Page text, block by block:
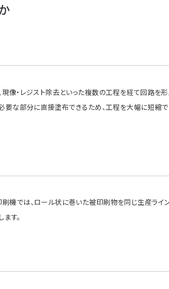
現像・レジスト除去といった複数の工程を経て回路を
要な部分に直接塗布できるため、工程を大幅に短縮で
機では、ロール状に巻いた被印刷物を同じ生産ライ
す。